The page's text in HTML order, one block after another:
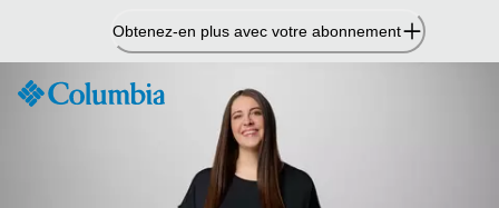
contenu
Obtenez-en plus avec votre abonnement